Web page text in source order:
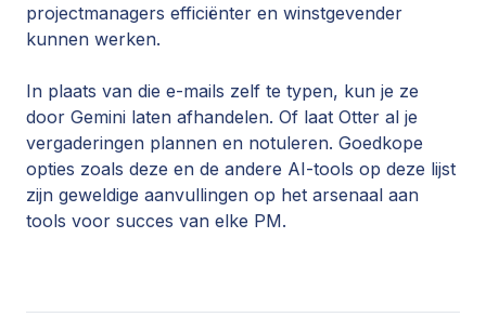
projectmanagers efficiënter en winstgevender
kunnen werken.
In plaats van die e-mails zelf te typen, kun je ze
door Gemini laten afhandelen. Of laat Otter al je
vergaderingen plannen en notuleren. Goedkope
opties zoals deze en de andere AI-tools op deze lijst
zijn geweldige aanvullingen op het arsenaal aan
tools voor succes van elke PM.